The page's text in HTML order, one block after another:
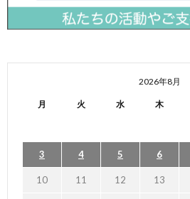
2026年8月
月 火 水 木
3 4 5 6
10 11 12 13